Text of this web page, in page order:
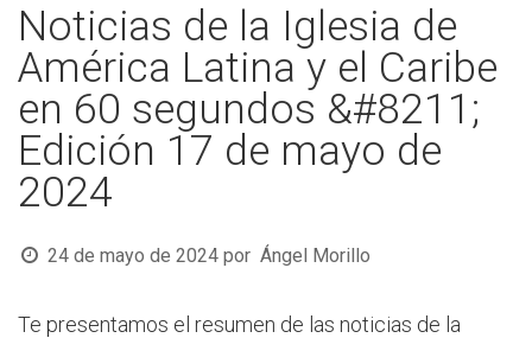
Noticias de la Iglesia de
América Latina y el Caribe
en 60 segundos &#8211;
Edición 17 de mayo de
2024
24 de mayo de 2024 por Ángel Morillo
Te presentamos el resumen de las noticias de la